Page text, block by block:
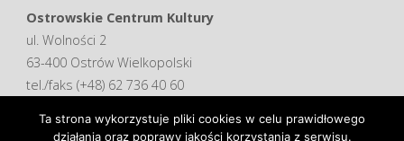
Ostrowskie Centrum Kultury
ul. Wolności 2
63-400 Ostrów Wielkopolski
tel./faks (+48) 62 736 40 60
Deklaracja dostępności
Ta strona wykorzystuje pliki cookies w celu prawidłowego
działania oraz poprawy jakości korzystania z serwisu.